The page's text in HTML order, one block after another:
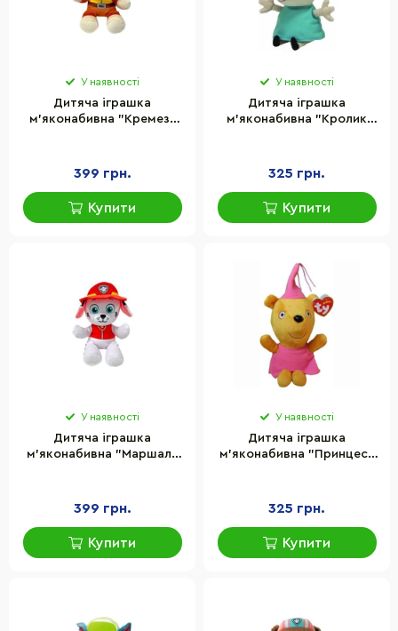
У наявності
Дитяча іграшка
м’яконабивна "Кремез"
399 грн.
Купити
У наявності
Дитяча іграшка
м’яконабивна "Кролик
325 грн.
Купити
У наявності
Дитяча іграшка
м’яконабивна "Маршал"
399 грн.
Купити
У наявності
Дитяча іграшка
м’яконабивна "Принцеса
325 грн.
Купити